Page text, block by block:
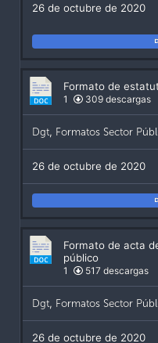
26 de octubre de 2020
Formato de
1 309 descargas
Dgt, Formatos Sector
26 de octubre de 2020
Formato de acta
público
1 517 descargas
Dgt, Formatos Sector
26 de octubre de 2020